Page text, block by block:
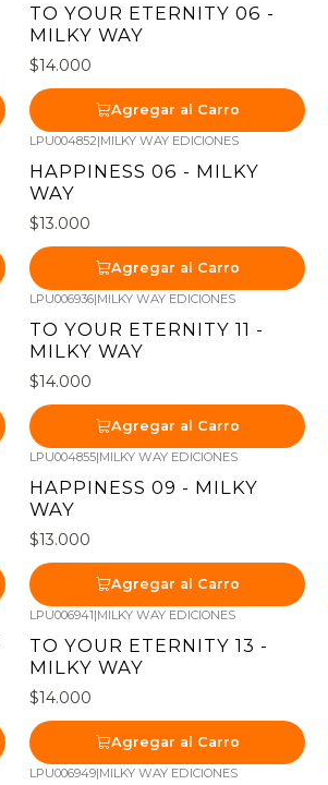
TO YOUR ETERNITY 06 -
MILKY WAY
$14.000
Agregar al Carro
LPU004852|MILKY WAY EDICIONES
HAPPINESS 06 - MILKY
WAY
$13.000
Agregar al Carro
LPU006936|MILKY WAY EDICIONES
TO YOUR ETERNITY 11 -
MILKY WAY
$14.000
Agregar al Carro
LPU004855|MILKY WAY EDICIONES
HAPPINESS 09 - MILKY
WAY
$13.000
Agregar al Carro
LPU006941|MILKY WAY EDICIONES
TO YOUR ETERNITY 13 -
MILKY WAY
$14.000
Agregar al Carro
LPU006949|MILKY WAY EDICIONES